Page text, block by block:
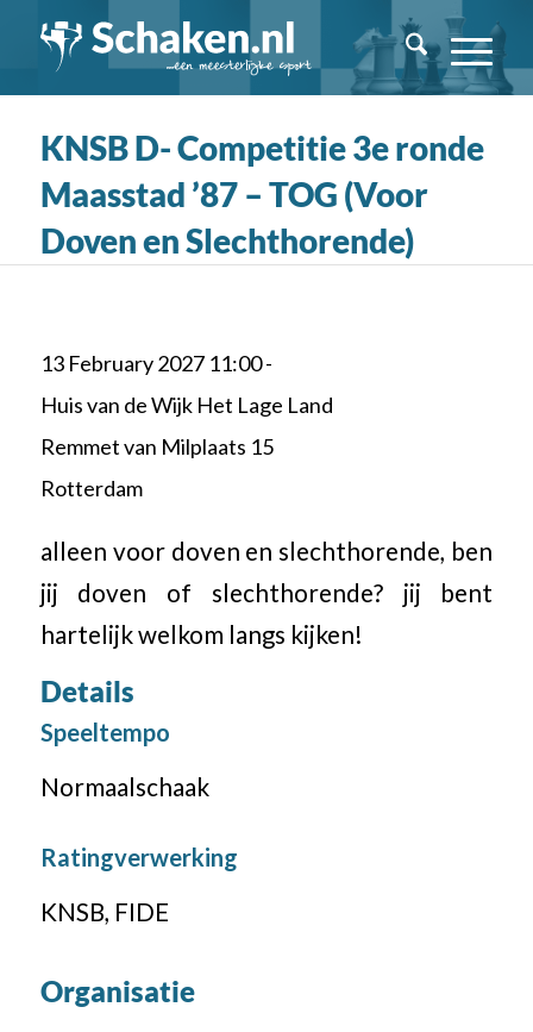
KNSB D- Competitie 3e ronde
Maasstad ’87 – TOG (Voor
Doven en Slechthorende)
13 February 2027 11:00 -
Huis van de Wijk Het Lage Land
Remmet van Milplaats 15
Rotterdam
alleen voor doven en slechthorende, ben
jij doven of slechthorende? jij bent
hartelijk welkom langs kijken!
Details
Speeltempo
Normaalschaak
Ratingverwerking
KNSB, FIDE
Organisatie